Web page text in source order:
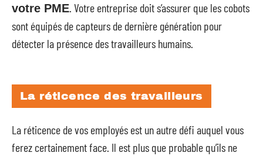
votre PME. Votre entreprise doit s’assurer que les cobots
sont équipés de capteurs de dernière génération pour
détecter la présence des travailleurs humains.
La réticence des travailleurs
La réticence de vos employés est un autre défi auquel vous
ferez certainement face. Il est plus que probable qu’ils ne